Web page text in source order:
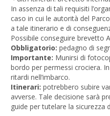
In assenza di tali requisiti
caso in cui le autorità del
a tale itinerario e di
Possibile conseguire brevetto
Obbligatorio: pedagno di
Importante: Munirsi di
bordo per permessi crociera.
ritardi nell’imbarco.
Itinerari: potrebbero subire
avverse. Tale decisione sarà
guide per tutelare la sicurezza